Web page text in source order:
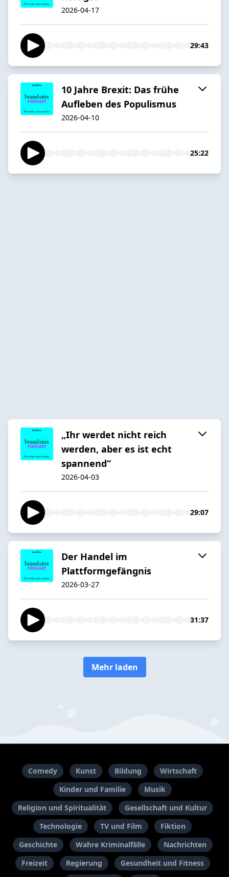
2026-04-17
29:43
10 Jahre Brexit: Das frühe
Aufleben des Populismus
2026-04-10
25:22
„Ihr werdet nicht reich
werden, aber es ist echt
spannend“
2026-04-03
29:07
Der Handel im
Plattformgefängnis
2026-03-27
31:37
Mehr laden
Comedy Kunst Bildung
Wirtschaft
Kinder und Familie
Musik
Religion und Spiritualität
Gesellschaft und Kultur
Technologie
TV und Film
Fiktion
Geschichte
Wahre Kriminalfälle
Nachrichten
Freizeit
Regierung
Gesundheit und Fitness